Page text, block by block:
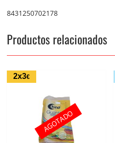
8431250702178
Productos relacionados
2x3€
AGOTADO